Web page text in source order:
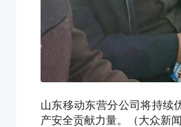
山东移动东营分公司将持续
产安全贡献力量。（大众新